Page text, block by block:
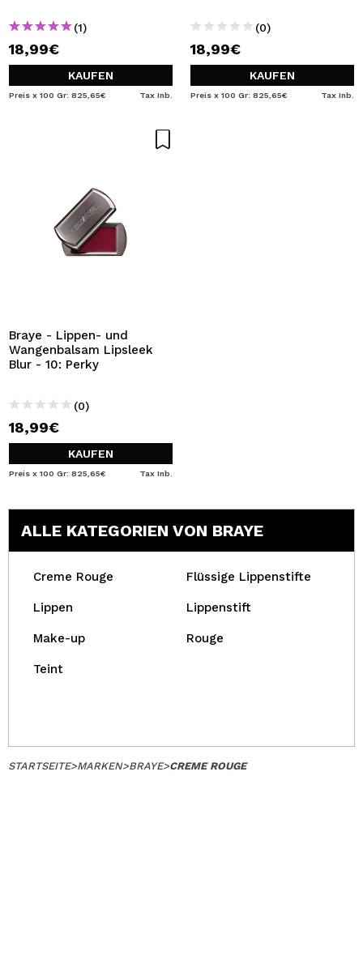
(1)
18,99€
KAUFEN
Preis x 100 Gr: 825,65€ Tax Inb.
(0)
18,99€
KAUFEN
Preis x 100 Gr: 825,65€ Tax Inb.
Braye - Lippen- und
Wangenbalsam Lipsleek
Blur - 10: Perky
(0)
18,99€
KAUFEN
Preis x 100 Gr: 825,65€ Tax Inb.
ALLE KATEGORIEN VON BRAYE
Creme Rouge Flüssige Lippenstifte
Lippen Lippenstift
Make-up Rouge
Teint
STARTSEITE>MARKEN>BRAYE>CREME ROUGE